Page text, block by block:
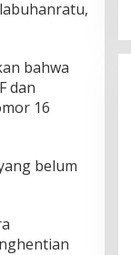
bahwa
dan
16
belum
yang
OTOMOTIF,